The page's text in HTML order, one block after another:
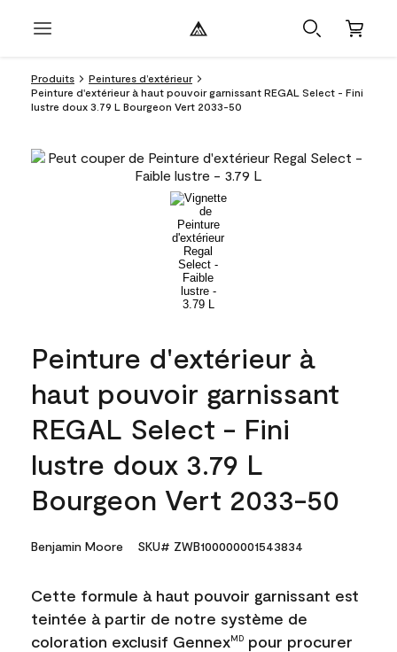
Produits
Peintures d’extérieur
Peinture d'extérieur à haut pouvoir garnissant REGAL Select - Fini
lustre doux 3.79 L Bourgeon Vert 2033-50
Peinture d'extérieur à
haut pouvoir garnissant
REGAL Select - Fini
lustre doux 3.79 L
Bourgeon Vert 2033-50
Benjamin Moore SKU# ZWB100000001543834
Cette formule à haut pouvoir garnissant est
teintée à partir de notre système de
coloration exclusif GennexMD pour procurer